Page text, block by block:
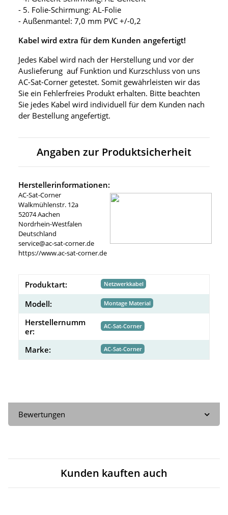
- 5. Folie-Schirmung: AL-Folie
- Außenmantel: 7,0 mm PVC +/-0,2
Kabel wird extra für dem Kunden angefertigt!
Jedes Kabel wird nach der Herstellung und vor der
Auslieferung auf Funktion und Kurzschluss von uns
AC-Sat-Corner getestet. Somit gewährleisten wir das
Sie ein Fehlerfreies Produkt erhalten. Bitte beachten
Sie jedes Kabel wird individuell für dem Kunden nach
der Bestellung angefertigt.
Angaben zur Produktsicherheit
Herstellerinformationen:
AC-Sat-Corner
Walkmühlenstr. 12a
52074 Aachen
Nordrhein-Westfalen
Deutschland
service@ac-sat-corner.de
https://www.ac-sat-corner.de
Produktart: Netzwerkkabel
Modell: Montage Material
Herstellernumm
er:
AC-Sat-Corner
Marke: AC-Sat-Corner
Bewertungen
Kunden kauften auch